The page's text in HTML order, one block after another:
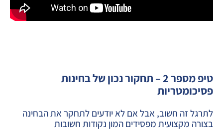
טיפ מספר 2 – תחקור נכון של בחינות
פסיכומטריות
לתרגל זה חשוב, אבל אם לא יודעים לתחקר את הבחינה
בצורה מקצועית מפסידים המון נקודות חשובות